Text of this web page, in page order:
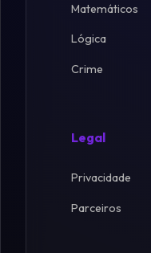
Matemáticos
Lógica
Crime
Legal
Privacidade
Parceiros